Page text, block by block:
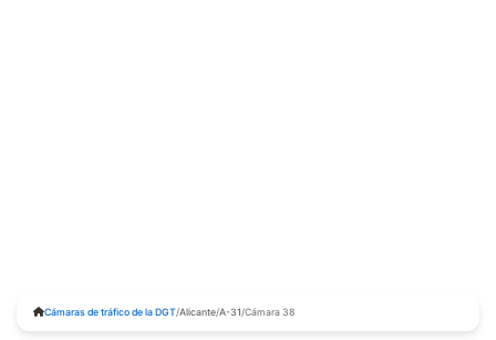
Cámaras de tráfico de la DGT/Alicante/A-31 /Cámara 38